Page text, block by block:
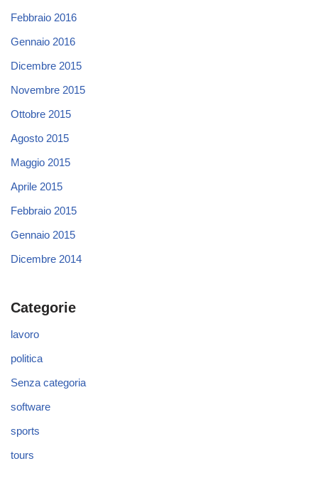
Febbraio 2016
Gennaio 2016
Dicembre 2015
Novembre 2015
Ottobre 2015
Agosto 2015
Maggio 2015
Aprile 2015
Febbraio 2015
Gennaio 2015
Dicembre 2014
Categorie
lavoro
politica
Senza categoria
software
sports
tours